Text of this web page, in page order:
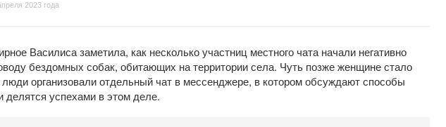
2023 года
Василиса заметила, как несколько участниц местного чата начали негативно
бездомных собак, обитающих на территории села. Чуть позже женщине стало
люди организовали отдельный чат в мессенджере, в котором обсуждают способы
делятся успехами в этом деле.